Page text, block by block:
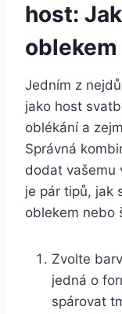
host:​
Jedním z
jako host
‌oblékání a
Správná
dodat vašemu
je pár⁣ tipů, jak
oblekem nebo
Zvolte
jedná o‍
spárovat